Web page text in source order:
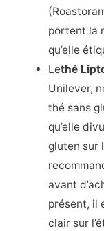
portent la
qu’elle
Lethé
Unilever,
thé sans
qu’elle
gluten sur
avant
présent, il
clair sur